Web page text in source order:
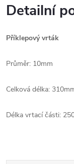
Detailní
Příklepový vrták
Průměr: 10mm
Celková délka:
Délka vrtací části: